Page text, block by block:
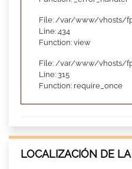
File: /var/www/vhosts/
Line: 434
Function: view
File: /var/www/vhosts/
Line: 315
Function: require_once
LOCALIZACIÓN DE